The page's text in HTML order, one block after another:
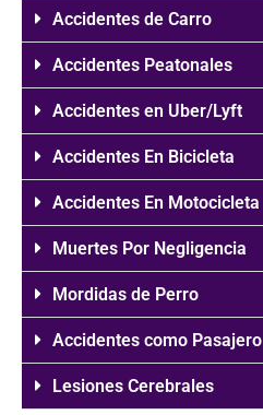
Accidentes de Carro
Accidentes Peatonales
Accidentes en Uber/Lyft
Accidentes En Bicicleta
Accidentes En Motocicleta
Muertes Por Negligencia
Mordidas de Perro
Accidentes como Pasajero
Lesiones Cerebrales